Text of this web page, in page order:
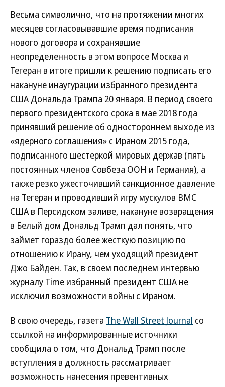
Весьма символично, что на протяжении многих
месяцев согласовывавшие время подписания
нового договора и сохранявшие
неопределенность в этом вопросе Москва и
Тегеран в итоге пришли к решению подписать его
накануне инаугурации избранного президента
США Дональда Трампа 20 января. В период своего
первого президентского срока в мае 2018 года
принявший решение об одностороннем выходе из
«ядерного соглашения» с Ираном 2015 года,
подписанного шестеркой мировых держав (пять
постоянных членов Совбеза ООН и Германия), а
также резко ужесточивший санкционное давление
на Тегеран и проводивший игру мускулов ВМС
США в Персидском заливе, накануне возвращения
в Белый дом Дональд Трамп дал понять, что
займет гораздо более жесткую позицию по
отношению к Ирану, чем уходящий президент
Джо Байден. Так, в своем последнем интервью
журналу Time избранный президент США не
исключил возможности войны с Ираном.
В свою очередь, газета The Wall Street Journal со
ссылкой на информированные источники
сообщила о том, что Дональд Трамп после
вступления в должность рассматривает
возможность нанесения превентивных